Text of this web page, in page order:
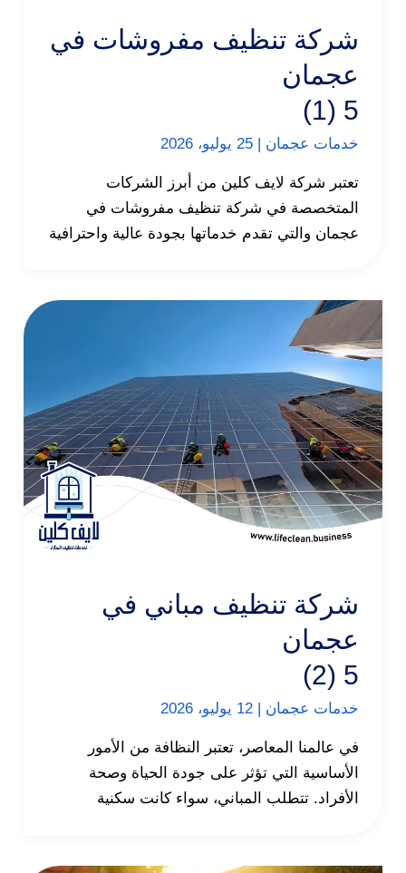
شركة تنظيف مفروشات في
عجمان
5 (1)
خدمات عجمان | 25 يوليو، 2026
تعتبر شركة لايف كلين من أبرز الشركات
المتخصصة في شركة تنظيف مفروشات في
عجمان والتي تقدم خدماتها بجودة عالية واحترافية
شركة تنظيف مباني في
عجمان
5 (2)
خدمات عجمان | 12 يوليو، 2026
في عالمنا المعاصر، تعتبر النظافة من الأمور
الأساسية التي تؤثر على جودة الحياة وصحة
الأفراد. تتطلب المباني، سواء كانت سكنية